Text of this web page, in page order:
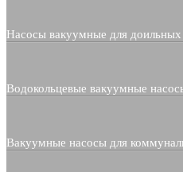
Насосы вакуумные для доильных
Водокольцевые вакуумные
Вакуумные насосы для